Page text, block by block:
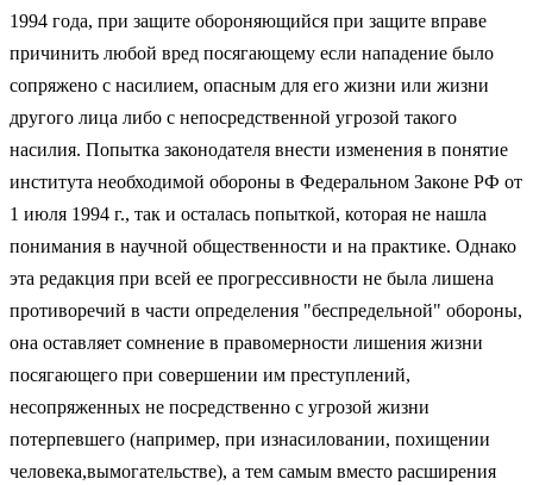
1994 года, при защите обороняющийся при защите вправе
причинить любой вред посягающему если нападение было
сопряжено с насилием, опасным для его жизни или жизни
другого лица либо с непосредственной угрозой такого
насилия. Попытка законодателя внести изменения в понятие
института необходимой обороны в Федеральном Законе РФ от
1 июля 1994 г., так и осталась попыткой, которая не нашла
понимания в научной общественности и на практике. Однако
эта редакция при всей ее прогрессивности не была лишена
противоречий в части определения "беспредельной" обороны,
она оставляет сомнение в правомерности лишения жизни
посягающего при совершении им преступлений,
несопряженных не посредственно с угрозой жизни
потерпевшего (например, при изнасиловании, похищении
человека,вымогательстве), а тем самым вместо расширения